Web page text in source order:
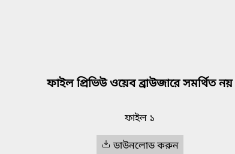
ফাইল প্রিভিউ ওয়েব ব্রাউজারে সমর্থিত নয়
ফাইল ১
ডাউনলোড করুন